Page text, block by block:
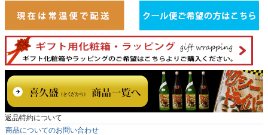
返品特約について
商品についてのお問い合わせ